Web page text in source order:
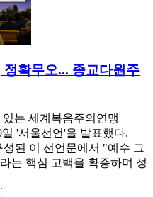
확무오... 종교다원주
는 세계복음주의연맹
'서울선언'을 발표했다.
된 이 선언문에서 "예수 그
는 핵심 고백을 확증하며 성